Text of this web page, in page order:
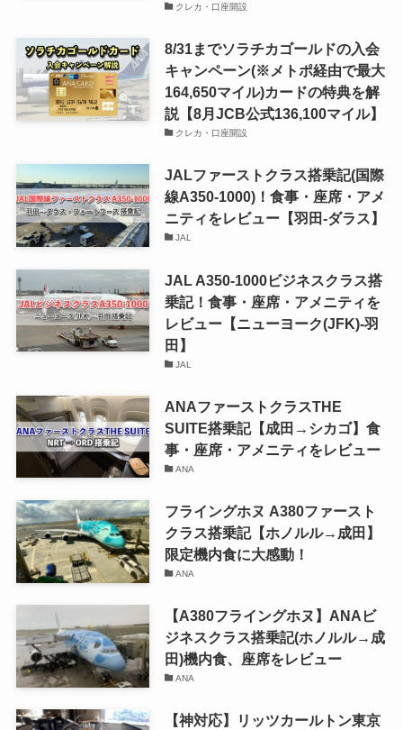
クレカ・口座開設
8/31までソラチカゴールドの入会
キャンペーン(※メトポ経由で最大
164,650マイル)カードの特典を解
説【8月JCB公式136,100マイル】
クレカ・口座開設
JALファーストクラス搭乗記(国際
線A350-1000)！食事・座席・アメ
ニティをレビュー【羽田-ダラス】
JAL
JAL A350-1000ビジネスクラス搭
乗記！食事・座席・アメニティを
レビュー【ニューヨーク(JFK)-羽
田】
JAL
ANAファーストクラスTHE
SUITE搭乗記【成田→シカゴ】食
事・座席・アメニティをレビュー
ANA
フライングホヌ A380ファースト
クラス搭乗記【ホノルル→成田】
限定機内食に大感動！
ANA
【A380フライングホヌ】ANAビ
ジネスクラス搭乗記(ホノルル→成
田)機内食、座席をレビュー
ANA
【神対応】リッツカールトン東京